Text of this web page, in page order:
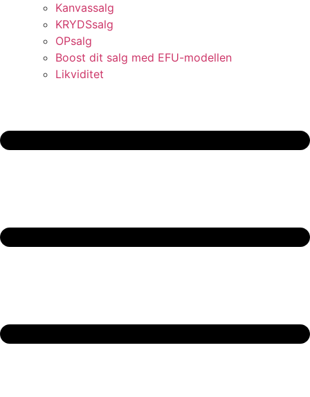
Kanvassalg
KRYDSsalg
OPsalg
Boost dit salg med EFU-modellen
Likviditet